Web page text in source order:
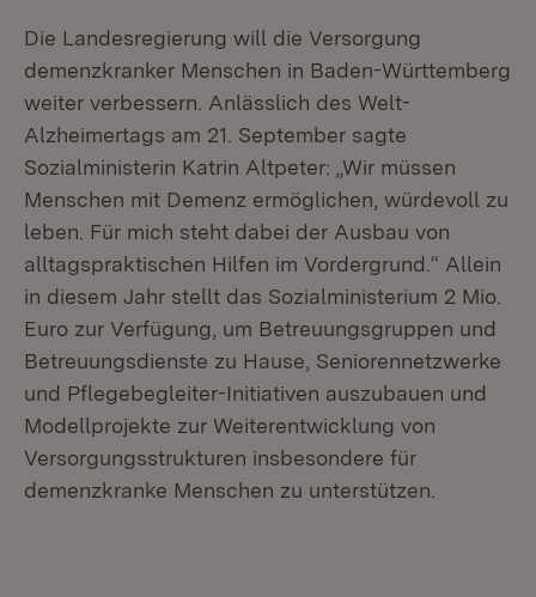
Die Landesregierung will die Versorgung
demenzkranker Menschen in Baden-Württemberg
weiter verbessern. Anlässlich des Welt-
Alzheimertags am 21. September sagte
Sozialministerin Katrin Altpeter: „Wir müssen
Menschen mit Demenz ermöglichen, würdevoll zu
leben. Für mich steht dabei der Ausbau von
alltagspraktischen Hilfen im Vordergrund.“ Allein
in diesem Jahr stellt das Sozialministerium 2 Mio.
Euro zur Verfügung, um Betreuungsgruppen und
Betreuungsdienste zu Hause, Seniorennetzwerke
und Pflegebegleiter-Initiativen auszubauen und
Modellprojekte zur Weiterentwicklung von
Versorgungsstrukturen insbesondere für
demenzkranke Menschen zu unterstützen.